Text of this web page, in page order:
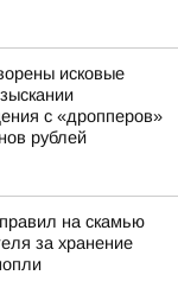
исковые
с «дропперов»
рублей
на скамью
за хранение